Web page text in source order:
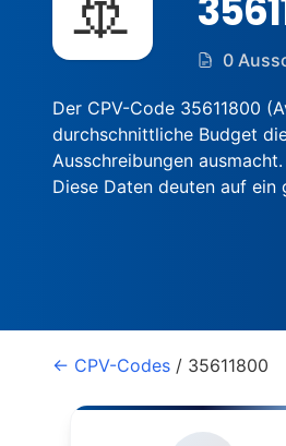
0
Der CPV-Code 35611800
durchschnittliche Budget
Ausschreibungen
Diese Daten deuten auf ein
← CPV-Codes / 35611800